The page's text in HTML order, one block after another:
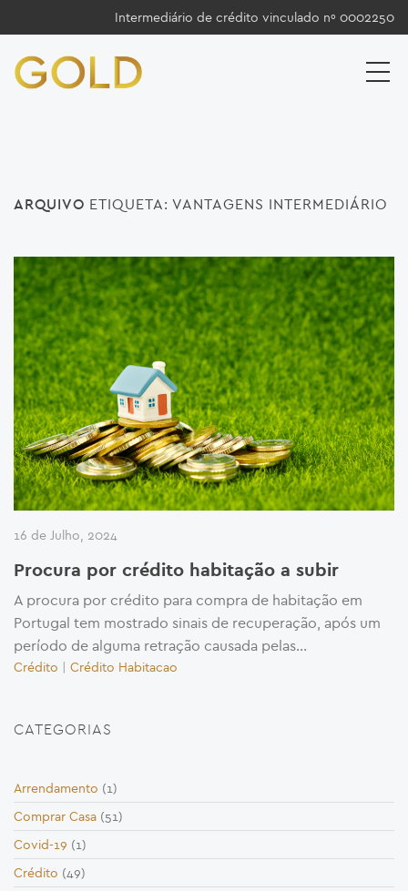
Intermediário de crédito vinculado nº 0002250
ARQUIVO ETIQUETA: VANTAGENS INTERMEDIÁRIO
16 de Julho, 2024
Procura por crédito habitação a subir
A procura por crédito para compra de habitação em
Portugal tem mostrado sinais de recuperação, após um
período de alguma retração causada pelas...
Crédito | Crédito Habitacao
CATEGORIAS
Arrendamento (1)
Comprar Casa (51)
Covid-19 (1)
Crédito (49)